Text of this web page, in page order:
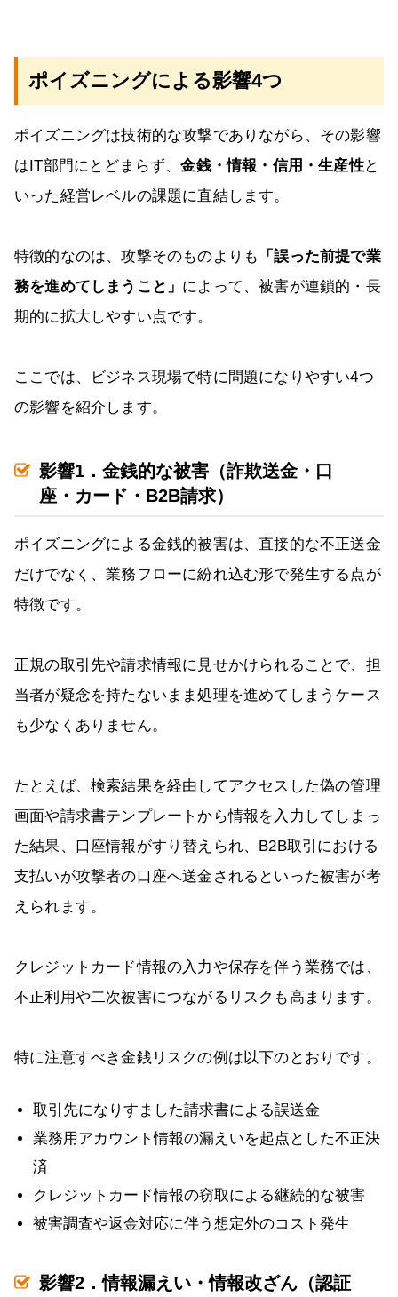
ポイズニングによる影響4つ
ポイズニングは技術的な攻撃でありながら、その影響
はIT部門にとどまらず、金銭・情報・信用・生産性と
いった経営レベルの課題に直結します。
特徴的なのは、攻撃そのものよりも
「誤った前提で業
務を進めてしまうこと」 によって、被害が連鎖的・長
期的に拡大しやすい点です。
ここでは、ビジネス現場で特に問題になりやすい4つ
の影響を紹介します。
影響1．金銭的な被害（詐欺送金・口
座・カード・B2B請求）
ポイズニングによる金銭的被害は、直接的な不正送金
だけでなく、業務フローに紛れ込む形で発生する点が
特徴です。
正規の取引先や請求情報に見せかけられることで、担
当者が疑念を持たないまま処理を進めてしまうケース
も少なくありません。
たとえば、検索結果を経由してアクセスした偽の管理
画面や請求書テンプレートから情報を入力してしまっ
た結果、口座情報がすり替えられ、B2B取引における
支払いが攻撃者の口座へ送金されるといった被害が考
えられます。
クレジットカード情報の入力や保存を伴う業務では、
不正利用や二次被害につながるリスクも高まります。
特に注意すべき金銭リスクの例は以下のとおりです。
取引先になりすました請求書による誤送金
業務用アカウント情報の漏えいを起点とした不正決
済
クレジットカード情報の窃取による継続的な被害
被害調査や返金対応に伴う想定外のコスト発生
影響2．情報漏えい・情報改ざん（認証